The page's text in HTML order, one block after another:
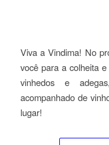
Viva a Vindima! No
você para a colheita
vinhedos e
acompanhado de
lugar!